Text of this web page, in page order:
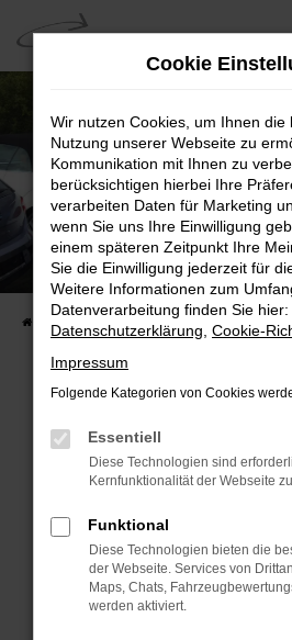
Zum
Hauptinhalt
springen
Unser Fahrzeugbestand vor
Entdecken Sie unsere sofort
Fahrzeugangebote
Fehler: Network Error
Beim Laden ist ein Fehler
Hier sind ein paar Tipps, die dir
Überprüfe deine Firewall
Internetverbindung.
Laden andere Webseiten,
Suchmaschine?
Cookie
Wir nutzen Cookies, um Ihnen die
Nutzung unserer Webseite zu
Kommunikation mit Ihnen zu
berücksichtigen hierbei Ihre
verarbeiten Daten für Marketing
wenn Sie uns Ihre Einwilligung
einem späteren Zeitpunkt Ihre
Sie die Einwilligung jederzeit für
Weitere Informationen zum
Datenverarbeitung finden Sie hier:
Datenschutzerklärung Cookie-
Impressum
Folgende Kategorien von Cookies
Essentiell
Diese Technologien sind
Kernfunktionalität der Webseite
Funktional
Diese Technologien bieten die
der Webseite. Services von
Maps, Chats,
werden aktiviert.